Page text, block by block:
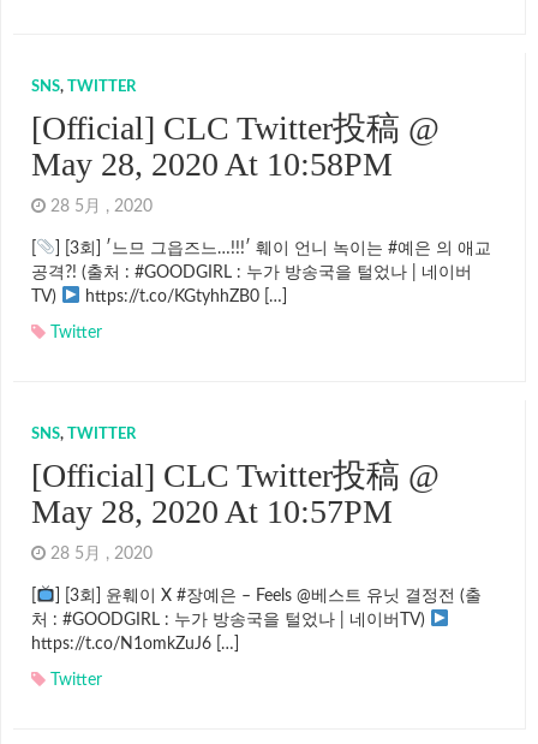
SNS, TWITTER
[Official] CLC Twitter投稿 @
May 28, 2020 At 10:58PM
28 5月 , 2020
] [3회] ′느므 그읍즈느…!!!′ 훼이 언니 녹이는 #예은 의 애교
공격?! (출처 : #GOODGIRL : 누가 방송국을 털었나 | 네이버
TV)
https://t.co/KGtyhhZB0 […]
Twitter
SNS, TWITTER
[Official] CLC Twitter投稿 @
May 28, 2020 At 10:57PM
28 5月 , 2020
] [3회] 윤훼이 X #장예은 – Feels @베스트 유닛 결정전 (출
처 : #GOODGIRL : 누가 방송국을 털었나 | 네이버TV)
https://t.co/N1omkZuJ6 […]
Twitter